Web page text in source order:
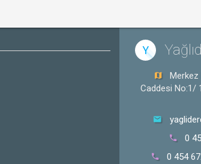
Y
Merkez
Caddesi No:1/
0
0 454